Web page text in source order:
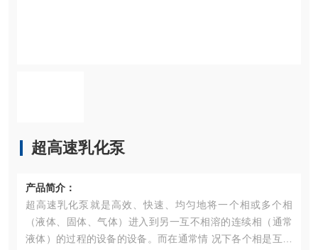
超高速乳化泵
产品简介：
超高速乳化泵就是高效、快速、均匀地将一个相或多个相
（液体、固体、气体）进入到另一互不相溶的连续相（通常
液体）的过程的设备的设备。而在通常情 况下各个相是互不